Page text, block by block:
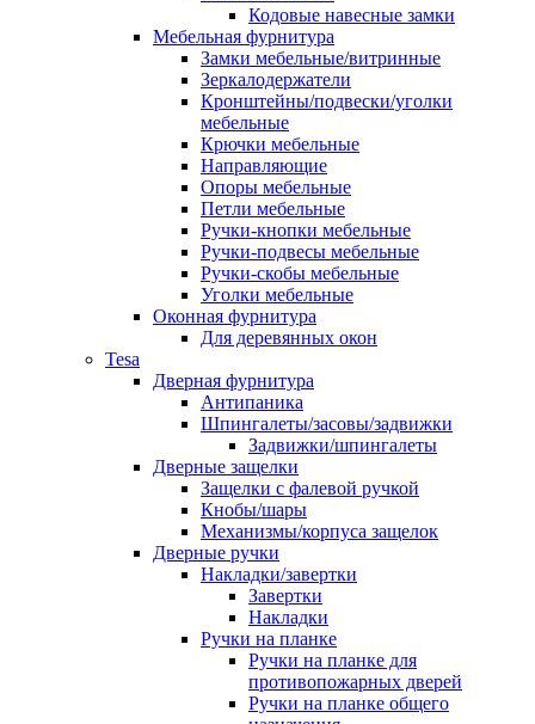
Кодовые навесные замки
Мебельная фурнитура
Замки мебельные/витринные
Зеркалодержатели
Кронштейны/подвески/уголки
мебельные
Крючки мебельные
Направляющие
Опоры мебельные
Петли мебельные
Ручки-кнопки мебельные
Ручки-подвесы мебельные
Ручки-скобы мебельные
Уголки мебельные
Оконная фурнитура
Для деревянных окон
Tesa
Дверная фурнитура
Антипаника
Шпингалеты/засовы/задвижки
Задвижки/шпингалеты
Дверные защелки
Защелки с фалевой ручкой
Кнобы/шары
Механизмы/корпуса защелок
Дверные ручки
Накладки/завертки
Завертки
Накладки
Ручки на планке
Ручки на планке для
противопожарных дверей
Ручки на планке общего